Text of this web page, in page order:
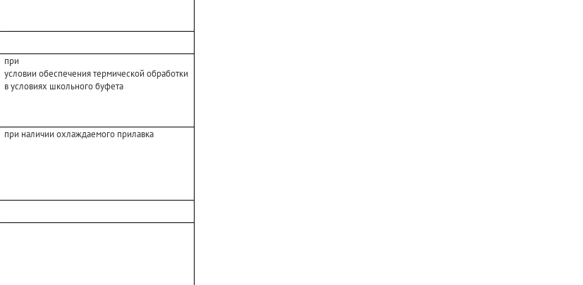
при
условии обеспечения термической обработки
в условиях школьного буфета
при наличии охлаждаемого прилавка